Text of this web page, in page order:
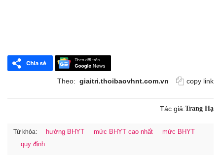
Theo: giaitri.thoibaovhnt.com.vn copy link
Tác giả:Trang Hạ
Từ khóa: hưởng BHYT mức BHYT cao nhất
mức BHYT
quy định